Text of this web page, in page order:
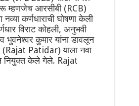
म्हणजेच आरसीबी (RCB)
कर्णधाराची घोषणा केली
विराट कोहली, अनुभवी
भुवनेश्वर कुमार यांना डावलून
(Rajat Patidar) याला नवा
नियुक्त केले गेले. Rajat